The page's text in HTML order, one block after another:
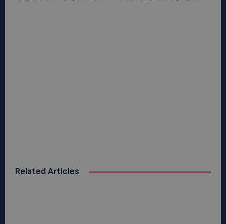
Related Articles